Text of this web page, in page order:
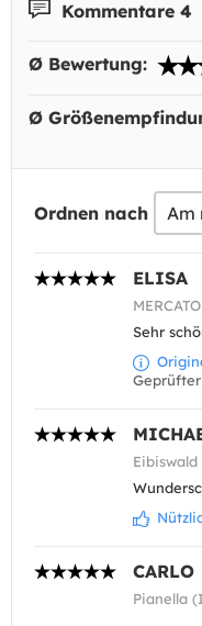
Kommentare 4
Ø Bewertung:
Ø
Ordnen nach
ELISA
Sehr
Eibiswald
CARLO
Pianella